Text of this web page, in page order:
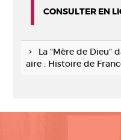
CONSULTER EN
La "Mère de Dieu"
aire : Histoire de